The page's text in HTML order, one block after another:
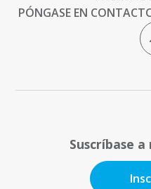
PÓNGASE EN
Suscríbase